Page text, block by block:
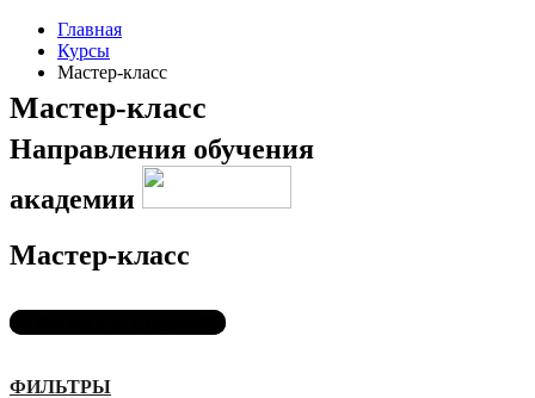
Главная
Курсы
Мастер-класс
Мастер-класс
Направления обучения
академии
Мастер-класс
ФИЛЬТРЫ